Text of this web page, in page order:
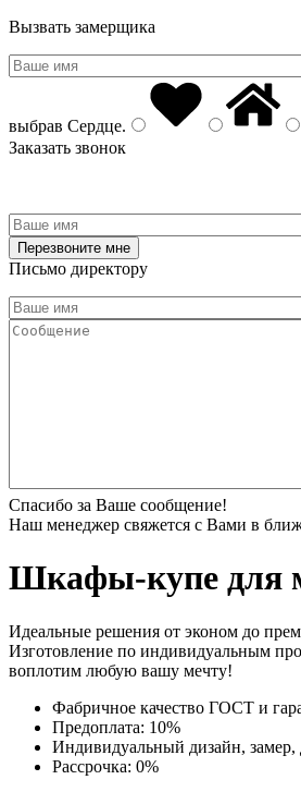
Вызвать замерщика
выбрав Сердце.
Заказать звонок
Письмо директору
Спасибо за Ваше сообщение!
Наш менеджер свяжется с Вами в
Шкафы-купе для
Идеальные решения от эконом до
Изготовление по индивидуальным
воплотим любую вашу мечту!
Фабричное качество ГОСТ и
Предоплата: 10%
Индивидуальный дизайн, замер,
Рассрочка: 0%